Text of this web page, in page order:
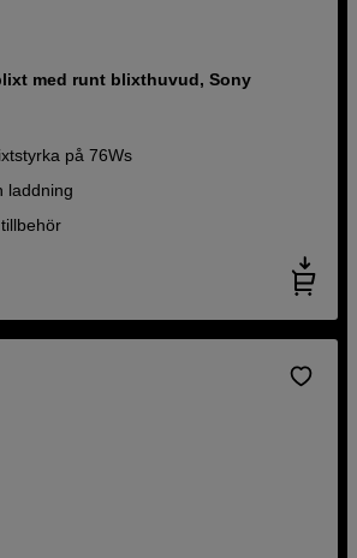
med runt blixthuvud, Sony
på 76Ws
laddning